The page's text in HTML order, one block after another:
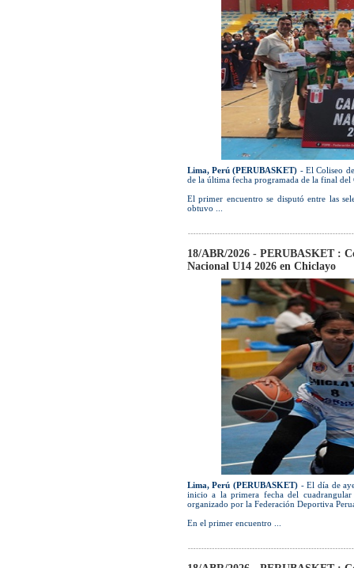
Lima, Perú (PERUBASKET) - El Coliseo
de la última fecha programada de la final del
El primer encuentro se disputó entre las
obtuvo ...
18/ABR/2026 - PERUBASKET :
Nacional U14 2026 en Chiclayo
Lima, Perú (PERUBASKET)- El día de
inicio a la primera fecha del
organizado por la Federación Deportiva
En el primer encuentro ...